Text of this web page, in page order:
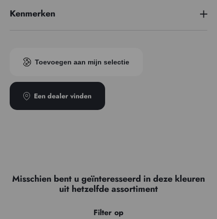
Kenmerken
Transparantie
4
Toevoegen aan mijn selectie
Een dealer vinden
Misschien bent u geïnteresseerd in deze kleuren
uit hetzelfde assortiment
Filter op